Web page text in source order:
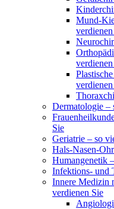
Mund-
Dermatologie –
Sie
Geriatrie – so
Hals-Nasen-
Humangenetik
Infektions- und
Innere Medizin
verdienen Sie